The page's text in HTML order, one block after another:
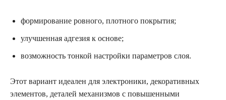
формирование ровного, плотного покрытия;
улучшенная адгезия к основе;
возможность тонкой настройки параметров слоя.
Этот вариант идеален для электроники, декоративных
элементов, деталей механизмов с повышенными